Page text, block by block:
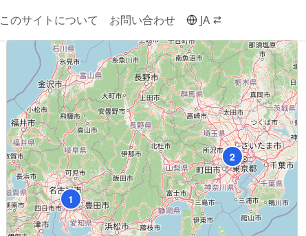
このサイトについて お問い合わせ JA
1
2